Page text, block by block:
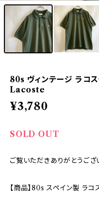
80s ヴィンテージ ラコ
Lacoste
¥3,780
SOLD OUT
ご覧いただきありがとうござ
【商品】80s スペイン製 ラコ